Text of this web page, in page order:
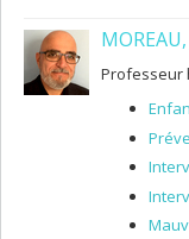
Professeur